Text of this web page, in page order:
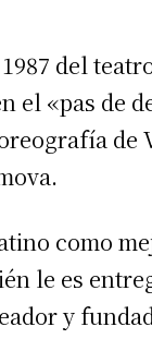
del
el «pas de
de
como
le es
y